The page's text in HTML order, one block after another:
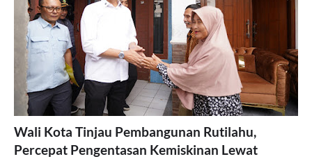
Wali Kota Tinjau Pembangunan Rutilahu,
Percepat Pengentasan Kemiskinan Lewat